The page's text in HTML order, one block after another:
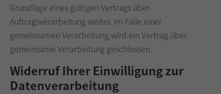
Grundlage eines gültigen Vertrags über
Auftragsverarbeitung weiter. Im Falle einer
gemeinsamen Verarbeitung wird ein Vertrag über
gemeinsame Verarbeitung geschlossen.
Widerruf Ihrer Einwilligung zur
Datenverarbeitung